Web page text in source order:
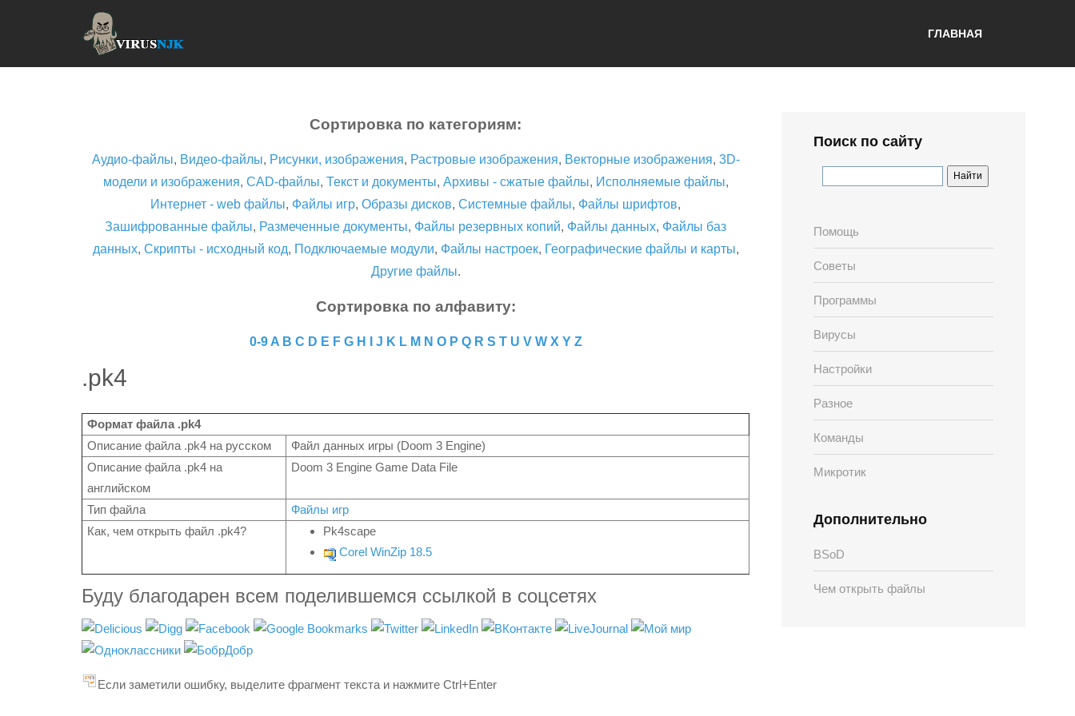
ГЛАВНАЯ
Сортировка по категориям:
Аудио-файлы, Видео-файлы, Рисунки, изображения, Растровые изображения, Векторные изображения, 3D-
модели и изображения, CAD-файлы, Текст и документы, Архивы - сжатые файлы, Исполняемые файлы,
Интернет - web файлы, Файлы игр, Образы дисков, Системные файлы, Файлы шрифтов,
Зашифрованные файлы, Размеченные документы, Файлы резервных копий, Файлы данных, Файлы баз
данных, Скрипты - исходный код, Подключаемые модули, Файлы настроек, Географические файлы и карты,
Другие файлы.
Сортировка по алфавиту:
0-9 A B C D E F G H J K L M N O P Q R S T U V W X Y Z
.pk4
Формат файла .pk4
Описание файла .pk4 на русском
Файл данных игры (Doom 3 Engine)
Описание файла .pk4 на
английском
Doom 3 Engine Game Data File
Тип файла
Файлы игр
Как, чем открыть файл .pk4?
Pk4scape
Corel WinZip 18.5
Буду благодарен всем поделившемся ссылкой в соцсетях
Если заметили ошибку, выделите фрагмент текста и нажмите Ctrl+Enter
Поиск по сайту
Помощь
Советы
Программы
Вирусы
Настройки
Разное
Команды
Микротик
Дополнительно
BSoD
Чем открыть файлы